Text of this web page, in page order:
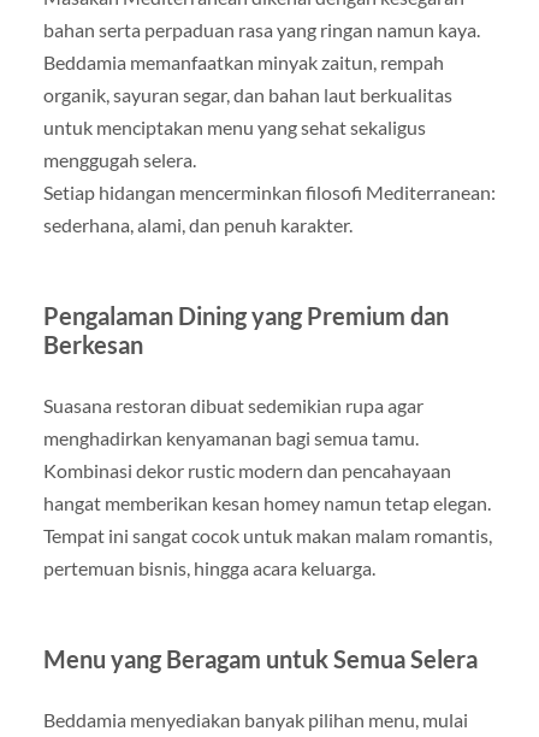
bahan serta perpaduan rasa yang ringan namun kaya.
Beddamia memanfaatkan minyak zaitun, rempah
organik, sayuran segar, dan bahan laut berkualitas
untuk menciptakan menu yang sehat sekaligus
menggugah selera.
Setiap hidangan mencerminkan filosofi Mediterranean:
sederhana, alami, dan penuh karakter.
Pengalaman Dining yang Premium dan
Berkesan
Suasana restoran dibuat sedemikian rupa agar
menghadirkan kenyamanan bagi semua tamu.
Kombinasi dekor rustic modern dan pencahayaan
hangat memberikan kesan homey namun tetap elegan.
Tempat ini sangat cocok untuk makan malam romantis,
pertemuan bisnis, hingga acara keluarga.
Menu yang Beragam untuk Semua Selera
Beddamia menyediakan banyak pilihan menu, mulai